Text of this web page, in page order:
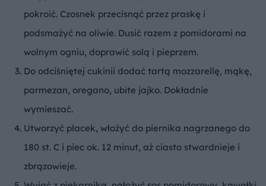
pokroić. Czosnek przecisnąć przez praskę i
podsmażyć na oliwie. Dusić razem z pomidorami na
wolnym ogniu, doprawić solą i pieprzem.
Do odciśniętej cukinii dodać tartą mozzarellę, mąkę,
parmezan, oregano, ubite jajko. Dokładnie
wymieszać.
Utworzyć placek, włożyć do piernika nagrzanego do
180 st. C i piec ok. 12 minut, aż ciasto stwardnieje i
zbrązowieje.